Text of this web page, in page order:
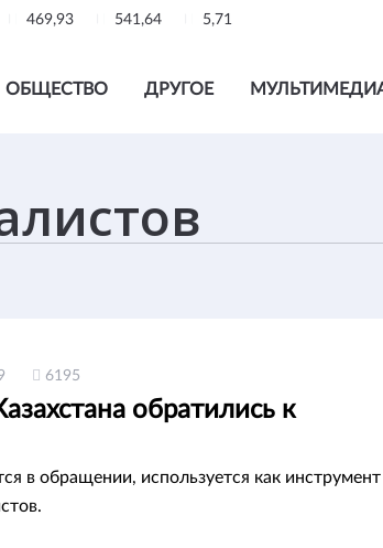
469,93 541,64 5,71
ОБЩЕСТВО ДРУГОЕ
6195
обратились к
в обращении, используется как инструмент